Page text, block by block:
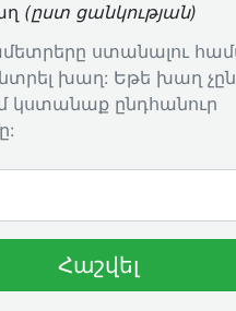
(ըստ ցանկության)
ստանալու
խաղ: Եթե խաղ
կստանաք ընդհանուր
Հաշվել